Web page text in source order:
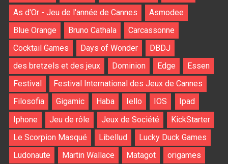
As d'Or - Jeu de l'année de Cannes
Asmodee
Blue Orange
Bruno Cathala
Carcassonne
Cocktail Games
Days of Wonder
DBDJ
des bretzels et des jeux
Dominion Edge
Essen
Festival
Festival International des Jeux de Cannes
Filosofia
Gigamic Haba Iello IOS
Ipad
Iphone
Jeu de rôle Jeux de Société
KickStarter
Le Scorpion Masqué
Libellud
Lucky Duck Games
Ludonaute
Martin Wallace Matagot origames